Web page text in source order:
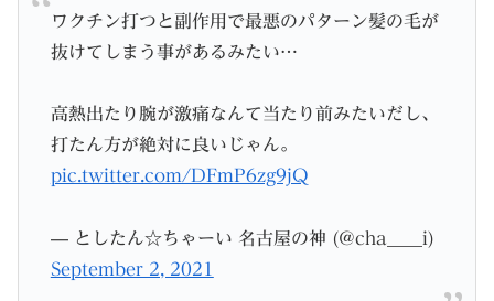
ワクチン打つと副作用で最悪のパターン髪の毛が
抜けてしまう事があるみたい…
高熱出たり腕が激痛なんて当たり前みたいだし、
打たん方が絶対に良いじゃん。
pic.twitter.com/DFmP6zg9jQ
— としたん☆ちゃーい 名古屋の神 (@cha____i)
September 2, 2021